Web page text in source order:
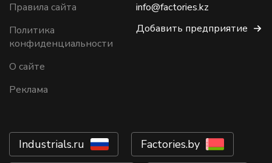
Правила сайта
Политика
конфиденциальности
О сайте
Реклама
info@factories.kz
Добавить предприятие
Industrials.ru Factories.by